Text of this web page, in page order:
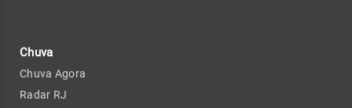
Chuva
Chuva Agora
Radar RJ